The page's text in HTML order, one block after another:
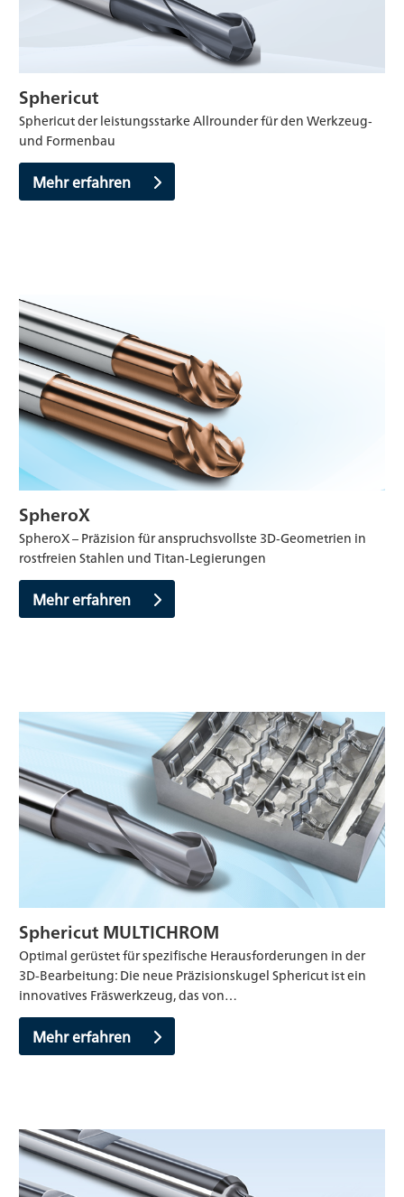
Sphericut
Sphericut der leistungsstarke Allrounder für den Werkzeug‑
und Formenbau
Mehr erfahren
SpheroX
SpheroX – Präzision für anspruchsvollste 3D‑Geometrien in
rostfreien Stahlen und Titan-Legierungen
Mehr erfahren
Sphericut MULTICHROM
Optimal gerüstet für spezifische Herausforderungen in der
3D-Bearbeitung: Die neue Präzisionskugel Sphericut ist ein
innovatives Fräswerkzeug, das von…
Mehr erfahren